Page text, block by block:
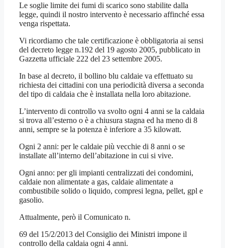
Le soglie limite dei fumi di scarico sono stabilite dalla
legge, quindi il nostro intervento è necessario affinché essa
venga rispettata.
Vi ricordiamo che tale certificazione è obbligatoria ai sensi
del decreto legge n.192 del 19 agosto 2005, pubblicato in
Gazzetta ufficiale 222 del 23 settembre 2005.
In base al decreto, il bollino blu caldaie va effettuato su
richiesta dei cittadini con una periodicità diversa a seconda
del tipo di caldaia che è installata nella loro abitazione.
L’intervento di controllo va svolto ogni 4 anni se la caldaia
si trova all’esterno o è a chiusura stagna ed ha meno di 8
anni, sempre se la potenza è inferiore a 35 kilowatt.
Ogni 2 anni: per le caldaie più vecchie di 8 anni o se
installate all’interno dell’abitazione in cui si vive.
Ogni anno: per gli impianti centralizzati dei condomini,
caldaie non alimentate a gas, caldaie alimentate a
combustibile solido o liquido, compresi legna, pellet, gpl e
gasolio.
Attualmente, però il Comunicato n.
69 del 15/2/2013 del Consiglio dei Ministri impone il
controllo della caldaia ogni 4 anni.